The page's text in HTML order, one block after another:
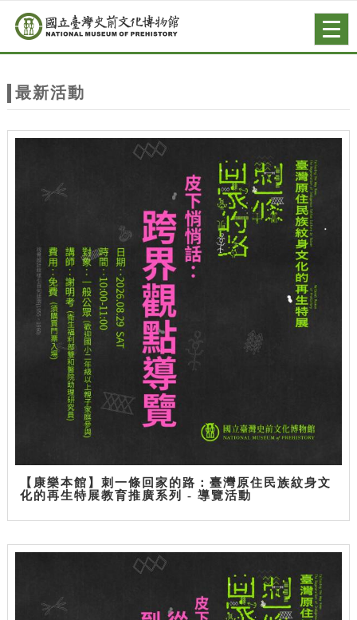
站
主
跳到主要內容
網站導覽
最新活動
【康樂本館】刺一條回家的路：臺灣原住民族紋身文
化的再生特展教育推廣系列 - 導覽活動